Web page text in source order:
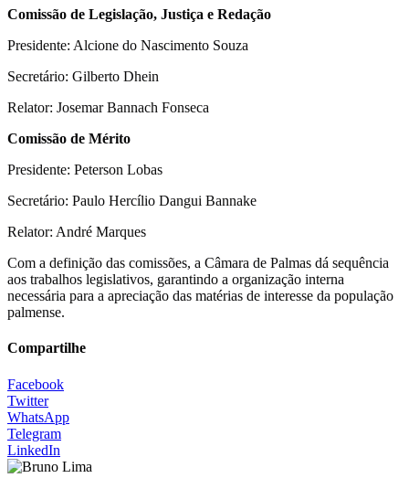
Comissão de Legislação, Justiça e Redação
Presidente: Alcione do Nascimento Souza
Secretário: Gilberto Dhein
Relator: Josemar Bannach Fonseca
Comissão de Mérito
Presidente: Peterson Lobas
Secretário: Paulo Hercílio Dangui Bannake
Relator: André Marques
Com a definição das comissões, a Câmara de Palmas dá sequência
aos trabalhos legislativos, garantindo a organização interna
necessária para a apreciação das matérias de interesse da população
palmense.
Compartilhe
Facebook
Twitter
WhatsApp
Telegram
LinkedIn